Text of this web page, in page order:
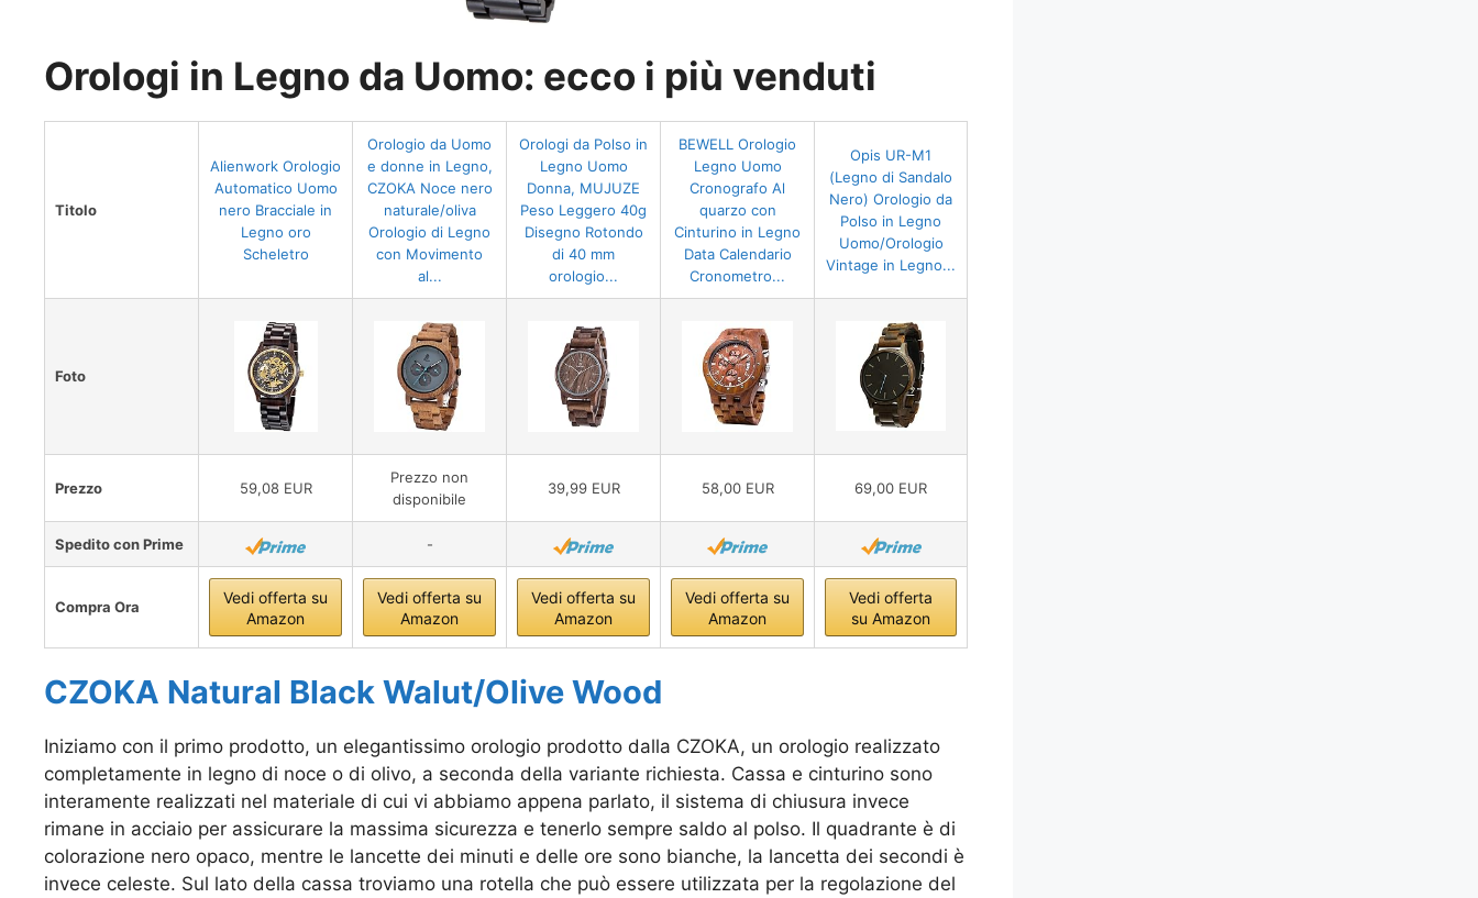
Orologi in Legno da Uomo: ecco i più venduti
Titolo
Alienwork Orologio
Automatico Uomo
nero Bracciale in
Legno oro
Scheletro
Orologio da Uomo
e donne in Legno,
CZOKA Noce nero
naturale/oliva
Orologio di Legno
con Movimento
al...
Orologi da Polso in
Legno Uomo
Donna, MUJUZE
Peso Leggero 40g
Disegno Rotondo
di 40 mm
orologio...
BEWELL Orologio
Legno Uomo
Cronografo Al
quarzo con
Cinturino in Legno
Data Calendario
Cronometro...
Opis UR-M1
(Legno di Sandalo
Nero) Orologio da
Polso in Legno
Uomo/Orologio
Vintage in Legno...
Foto
Prezzo 59,08 EUR
Prezzo non
disponibile
39,99 EUR 58,00 EUR 69,00 EUR
Spedito con Prime -
Compra Ora
Vedi offerta su
Amazon
Vedi offerta su
Amazon
Vedi offerta su
Amazon
Vedi offerta su
Amazon
Vedi offerta
su Amazon
CZOKA Natural Black Walut/Olive Wood
Iniziamo con il primo prodotto, un elegantissimo orologio prodotto dalla CZOKA, un orologio realizzato
completamente in legno di noce o di olivo, a seconda della variante richiesta. Cassa e cinturino sono
interamente realizzati nel materiale di cui vi abbiamo appena parlato, il sistema di chiusura invece
rimane in acciaio per assicurare la massima sicurezza e tenerlo sempre saldo al polso. Il quadrante è di
colorazione nero opaco, mentre le lancette dei minuti e delle ore sono bianche, la lancetta dei secondi è
invece celeste. Sul lato della cassa troviamo una rotella che può essere utilizzata per la regolazione del